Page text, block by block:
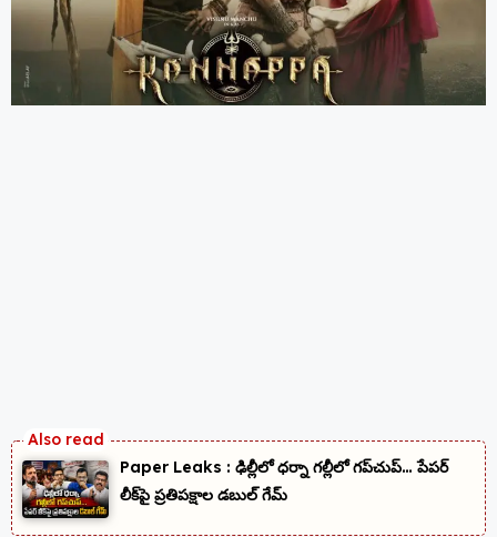
Paper Leaks : ఢిల్లీలో ధర్నా గల్లీలో గప్‌చుప్… పేపర్
లీక్‌పై ప్రతిపక్షాల డబుల్ గేమ్